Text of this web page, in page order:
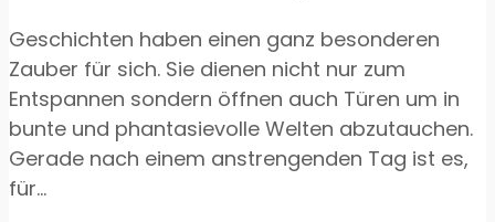
Geschichten haben einen ganz besonderen
Zauber für sich. Sie dienen nicht nur zum
Entspannen sondern öffnen auch Türen um in
bunte und phantasievolle Welten abzutauchen.
Gerade nach einem anstrengenden Tag ist es,
für...